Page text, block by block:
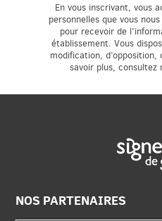
En vous inscrivant, vous
personnelles que vous
pour recevoir de
établissement. Vous
modification,
savoir plus, consultez
NOS PARTENAIRES